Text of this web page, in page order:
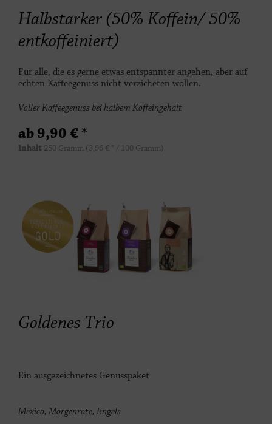
Halbstarker (50% Koffein/ 50%
entkoffeiniert)
Für alle, die es gerne etwas entspannter angehen, aber auf
echten Kaffeegenuss nicht verzicheten wollen.
Voller Kaffeegenuss bei halbem Koffeingehalt
ab 9,90 € *
Inhalt 250 Gramm (3,96 € * / 100 Gramm)
Goldenes Trio
Ein ausgezeichnetes Genusspaket
Mexico, Morgenröte, Engels